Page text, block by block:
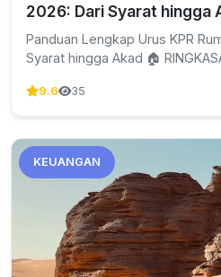
2026: Dari Syarat hingga
Panduan Lengkap Urus KPR
Syarat hingga Akad 🏠
9.6 35
KEUANGAN